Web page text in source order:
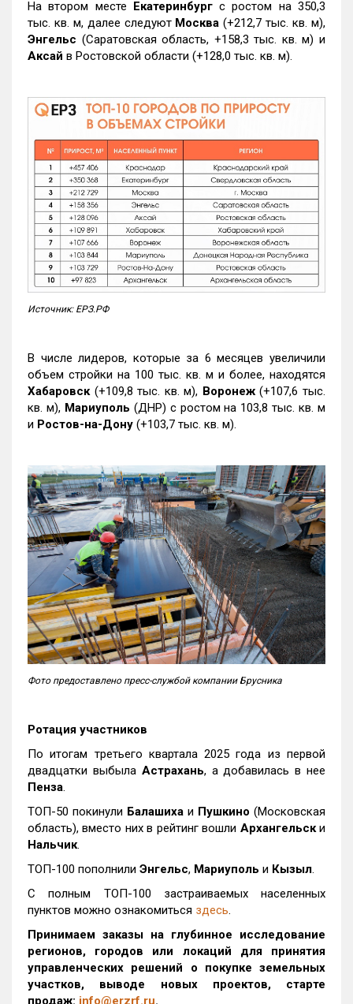
На втором месте Екатеринбургс ростом на 350,3
тыс. кв. м, далее следуют Москва (+212,7 тыс. кв. м),
Энгельс (Саратовская область, +158,3 тыс. кв. м) и
Аксай в Ростовской области (+128,0 тыс. кв. м).
Источник: ЕРЗ.РФ
В числе лидеров, которые за 6 месяцев увеличили
объем стройки на 100 тыс. кв. м и более, находятся
Хабаровск (+109,8 тыс. кв. м), Воронеж(+107,6 тыс.
кв. м), Мариуполь (ДНР) с ростом на 103,8 тыс. кв. м
и Ростов-на-Дону (+103,7 тыс. кв. м).
Фото предоставлено пресс-службой компании Брусника
Ротация участников
По итогам третьего квартала 2025 года из первой
двадцатки выбыла Астрахань, а добавилась в нее
Пенза.
ТОП-50 покинули Балашиха и Пушкино (Московская
область), вместо них в рейтинг вошли Архангельски
Нальчик.
ТОП-100 пополнили Энгельс, Мариуполь и Кызыл.
С полным ТОП-100 застраиваемых населенных
пунктов можно ознакомиться здесь.
Принимаем заказы на глубинное исследование
регионов, городов или локаций для принятия
управленческих решений о покупке земельных
участков, выводе новых проектов, старте
продаж: info@erzrf.ru.